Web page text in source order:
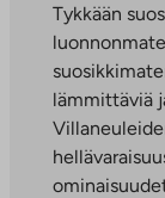
Tykkään
lämmittäviä